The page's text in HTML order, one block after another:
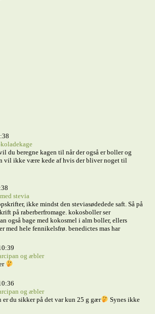
du beregne kagen til når der også er boller og
vil ikke være kede af hvis der bliver noget til
stevia
ikke mindst den steviasødedede saft. Så på
på raberberfromage. kokosboller ser
også bage med kokosmel i alm boller, ellers
med hele fennikelsfrø. benedictes mas har
og æbler
og æbler
er du sikker på det var kun 25 g gær
Synes ikke